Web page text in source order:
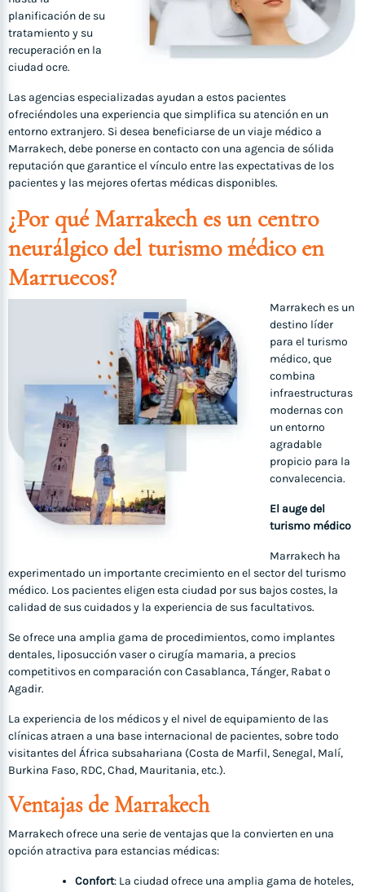
planificación de su
tratamiento y su
recuperación en la
ciudad ocre.
Las agencias especializadas ayudan a estos pacientes
ofreciéndoles una experiencia que simplifica su atención en un
entorno extranjero. Si desea beneficiarse de un viaje médico a
Marrakech, debe ponerse en contacto con una agencia de sólida
reputación que garantice el vínculo entre las expectativas de los
pacientes y las mejores ofertas médicas disponibles.
¿Por qué Marrakech es un centro
neurálgico del turismo médico en
Marruecos?
Marrakech es un
destino líder
para el turismo
médico, que
combina
infraestructuras
modernas con
un entorno
agradable
propicio para la
convalecencia.
El auge del
turismo médico
Marrakech ha
experimentado un importante crecimiento en el sector del turismo
médico. Los pacientes eligen esta ciudad por sus bajos costes, la
calidad de sus cuidados y la experiencia de sus facultativos.
Se ofrece una amplia gama de procedimientos, como implantes
dentales, liposucción vaser o cirugía mamaria, a precios
competitivos en comparación con Casablanca, Tánger, Rabat o
Agadir.
La experiencia de los médicos y el nivel de equipamiento de las
clínicas atraen a una base internacional de pacientes, sobre todo
visitantes del África subsahariana (Costa de Marfil, Senegal, Malí,
Burkina Faso, RDC, Chad, Mauritania, etc.).
Ventajas de Marrakech
Marrakech ofrece una serie de ventajas que la convierten en una
opción atractiva para estancias médicas:
Confort: La ciudad ofrece una amplia gama de hoteles,